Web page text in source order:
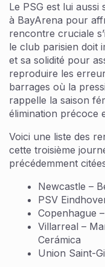
Le PSG est lui
à BayArena pour
rencontre cruciale
le club parisien doit
et sa solidité pour
reproduire les
barrages où la
rappelle la saison
élimination précoce
Voici une liste des
cette troisième
précédemment
Newcastle –
PSV
Copenhague
Villarreal –
Cerámica
Union Saint-